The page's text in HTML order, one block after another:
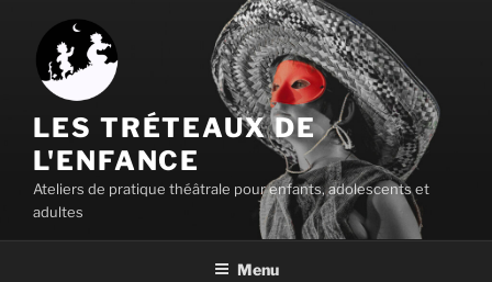
contenu
principal
LES TRÉTEAUX DE
L'ENFANCE
Ateliers de pratique théâtrale pour enfants, adolescents et
adultes
Menu